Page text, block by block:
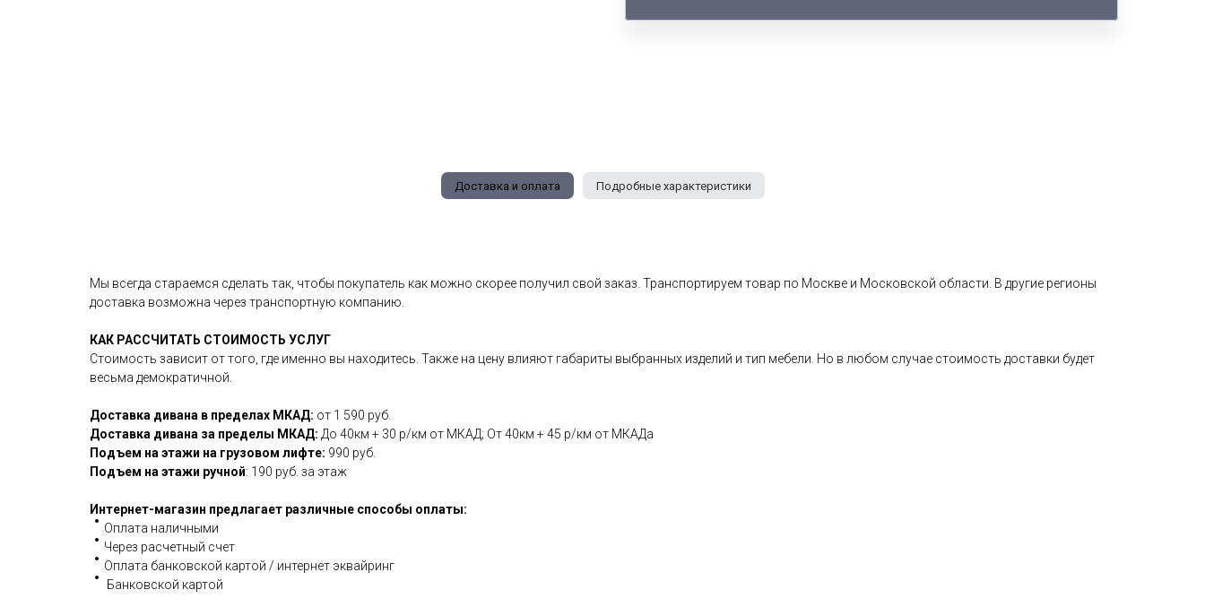
Доставка и оплата Подробные характеристики
Мы всегда стараемся сделать так, чтобы покупатель как можно скорее получил свой заказ. Транспортируем товар по Москве и Московской области. В другие регионы
доставка возможна через транспортную компанию.
КАК РАССЧИТАТЬ СТОИМОСТЬ УСЛУГ
Стоимость зависит от того, где именно вы находитесь. Также на цену влияют габариты выбранных изделий и тип мебели. Но в любом случае стоимость доставки будет
весьма демократичной.
Доставка дивана в пределах МКАД: от 1 590 руб.
Доставка дивана за пределы МКАД: До 40км + 30 р/км от МКАД; От 40км + 45 р/км от МКАДа
Подъем на этажи на грузовом лифте: 990 руб.
Подъем на этажи ручной: 190 руб. за этаж
Интернет-магазин предлагает различные способы оплаты:
Оплата наличными
Через расчетный счет
Оплата банковской картой / интернет эквайринг
Банковской картой